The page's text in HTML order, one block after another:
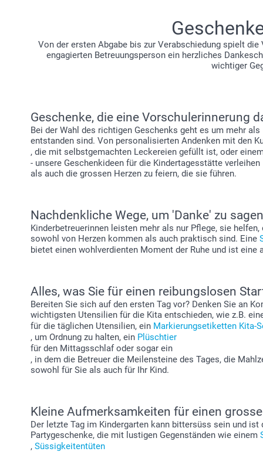
Von der ersten Abgabe bis zur Verabschiedung spielt
engagierten Betreuungsperson ein herzliches
wichtiger
Geschenke, die eine Vorschulerinnerung
Bei der Wahl des richtigen Geschenks geht es um mehr
entstanden sind. Von personalisierten Andenken mit den
, die mit selbstgemachten Leckereien gefüllt ist, oder
- unsere Geschenkideen für die Kindertagesstätte
als auch die grossen Herzen zu feiern, die sie führen.
Nachdenkliche Wege, um 'Danke' zu sagen
Kinderbetreuerinnen leisten mehr als nur Pflege, sie
sowohl von Herzen kommen als auch praktisch sind. Eine
bietet einen wohlverdienten Moment der Ruhe und ist
Alles, was Sie für einen reibungslosen
Bereiten Sie sich auf den ersten Tag vor? Denken Sie an
wichtigsten Utensilien für die Kita entschieden, wie z.B.
für die täglichen Utensilien, ein Markierungsetiketten Kita-
, um Ordnung zu halten, ein Plüschtier
für den Mittagsschlaf oder sogar ein
, in dem die Betreuer die Meilensteine des Tages, die
sowohl für Sie als auch für Ihr Kind.
Kleine Aufmerksamkeiten für einen
Der letzte Tag im Kindergarten kann bittersüss sein und
Partygeschenke, die mit lustigen Gegenständen wie einem
, Süssigkeitentüten